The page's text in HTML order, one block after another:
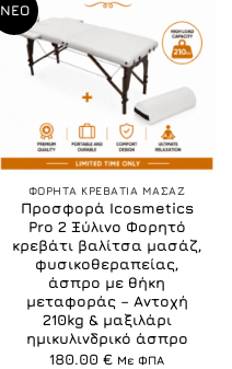
ΝΕΟ
ΦΟΡΗΤΑ ΚΡΕΒΑΤΙΑ ΜΑΣΑΖ
Προσφορά Icosmetics
Pro 2 Ξύλινο Φορητό
κρεβάτι βαλίτσα μασάζ,
φυσικοθεραπείας,
άσπρο με θήκη
μεταφοράς – Αντοχή
210kg & μαξιλάρι
ημικυλινδρικό άσπρο
180.00 € Με ΦΠΑ